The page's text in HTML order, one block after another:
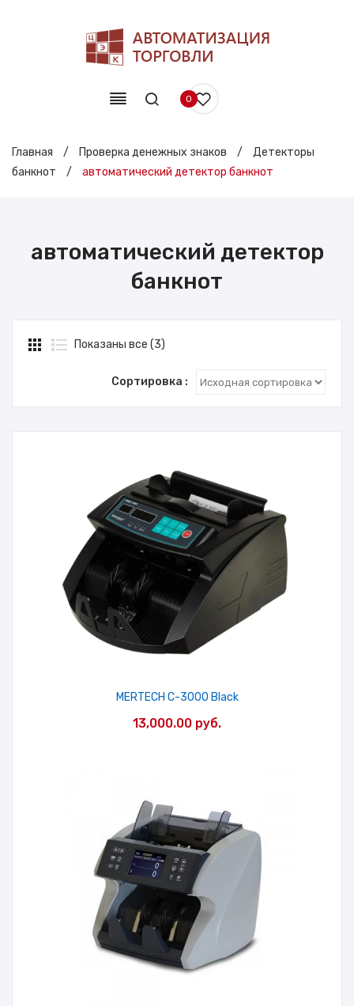
0
Главная / Проверка денежных знаков /
Детекторы
банкнот
/ автоматический детектор банкнот
автоматический детектор
банкнот
Показаны все (3)
Сортировка :
MERTECH C-3000 Black
13,000.00 руб.